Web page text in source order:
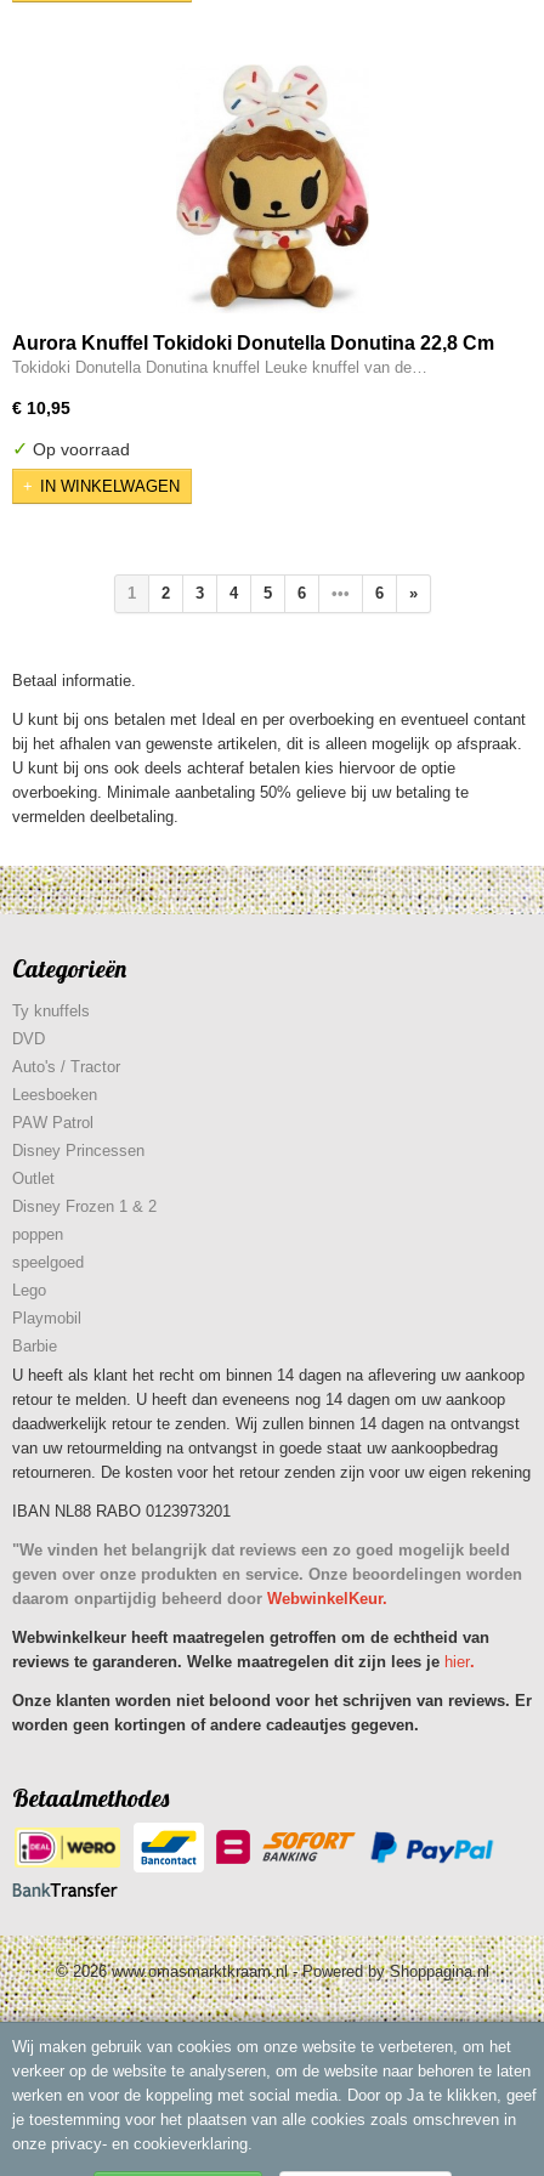
Aurora Knuffel Tokidoki Donutella Donutina 22,8 Cm
Tokidoki Donutella Donutina knuffel Leuke knuffel van de…
€ 10,95
✓ Op voorraad
IN WINKELWAGEN
1 2 3 4 5 6 ••• 6 »
Betaal informatie.
U kunt bij ons betalen met Ideal en per overboeking en eventueel contant
bij het afhalen van gewenste artikelen, dit is alleen mogelijk op afspraak.
U kunt bij ons ook deels achteraf betalen kies hiervoor de optie
overboeking. Minimale aanbetaling 50% gelieve bij uw betaling te
vermelden deelbetaling.
Categorieën
Ty knuffels
DVD
Auto's / Tractor
Leesboeken
PAW Patrol
Disney Princessen
Outlet
Disney Frozen 1 & 2
poppen
speelgoed
Lego
Playmobil
Barbie
U heeft als klant het recht om binnen 14 dagen na aflevering uw aankoop
retour te melden. U heeft dan eveneens nog 14 dagen om uw aankoop
daadwerkelijk retour te zenden. Wij zullen binnen 14 dagen na ontvangst
van uw retourmelding na ontvangst in goede staat uw aankoopbedrag
retourneren. De kosten voor het retour zenden zijn voor uw eigen rekening
IBAN NL88 RABO 0123973201
"We vinden het belangrijk dat reviews een zo goed mogelijk beeld
geven over onze produkten en service. Onze beoordelingen worden
daarom onpartijdig beheerd door WebwinkelKeur.
Webwinkelkeur heeft maatregelen getroffen om de echtheid van
reviews te garanderen. Welke maatregelen dit zijn lees je hier.
Onze klanten worden niet beloond voor het schrijven van reviews. Er
worden geen kortingen of andere cadeautjes gegeven.
Betaalmethodes
© 2026 www.omasmarktkraam.nl - Powered by Shoppagina.nl
Wij maken gebruik van cookies om onze website te verbeteren, om het
verkeer op de website te analyseren, om de website naar behoren te laten
werken en voor de koppeling met social media. Door op Ja te klikken, geef
je toestemming voor het plaatsen van alle cookies zoals omschreven in
onze privacy- en cookieverklaring.